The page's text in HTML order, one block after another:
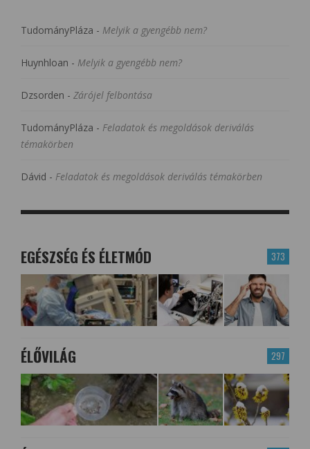
TudományPláza - Melyik a gyengébb nem?
Huynhloan - Melyik a gyengébb nem?
Dzsorden - Zárójel felbontása
TudományPláza - Feladatok és megoldások deriválás
témakörben
Dávid - Feladatok és megoldások deriválás témakörben
373
EGÉSZSÉG ÉS ÉLETMÓD
297
ÉLŐVILÁG